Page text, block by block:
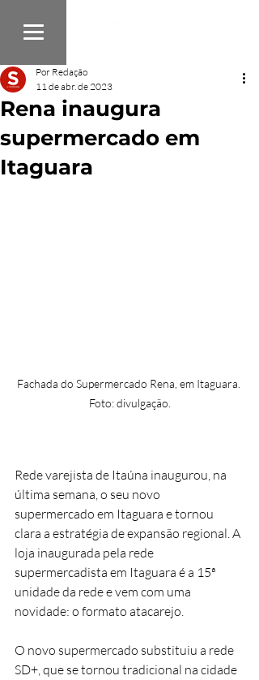
Rena inaugura
supermercado em
Itaguara
Por Redação
11 de abr. de 2023
Fachada do Supermercado Rena, em Itaguara.
Foto: divulgação.
Rede varejista de Itaúna inaugurou, na
última semana, o seu novo
supermercado em Itaguara e tornou
clara a estratégia de expansão regional. A
loja inaugurada pela rede
supermercadista em Itaguara é a 15ª
unidade da rede e vem com uma
novidade: o formato atacarejo.
O novo supermercado substituiu a rede
SD+, que se tornou tradicional na cidade